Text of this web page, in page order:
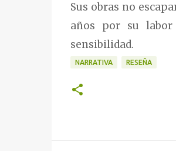
Sus obras no
años por su
sensibilidad.
NARRATIVA RESEÑA